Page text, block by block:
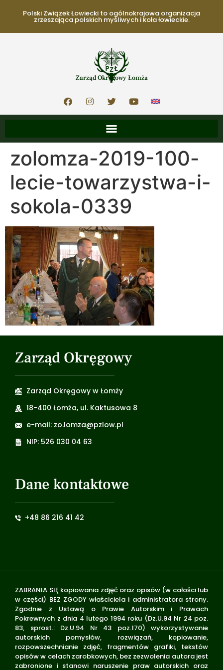
Polski Związek Łowiecki to ogólnokrajowa organizacja
zrzeszająca polskich myśliwych i koła łowieckie.
Zarząd Okręgowy Łomża
zolomza-2019-100-
lecie-towarzystwa-i-
sokola-0339
Zarząd Okręgowy
Zarząd Okręgowy w Łomży
18-400 Łomża, ul. Kaktusowa 8
e-mail: zo.lomza@pzlow.pl
NIP: 526 030 04 63
Dane kontaktowe
+48 86 216 41 42
ZABRANIA SIĘ kopiowania zdjęć oraz opisów (w całości lub
w części) BEZ ZGODY właściciela i administratora strony.
Zgodnie z Ustawą o Prawie Autorskim i Prawach
Pokrewnych z dnia 4 lutego 1994 roku (Dz.U.94 Nr 24 poz.
83, sprost.: Dz.U.94 Nr 43 poz.170) wykorzystywanie
autorskich pomysłów, rozwiązań, kopiowanie,
rozpowszechnianie zdjęć, fragmentów grafiki, tekstów
opisów w celach zarobkowych, bez zezwolenia autora jest
zabronione i stanowi naruszenie praw autorskich oraz